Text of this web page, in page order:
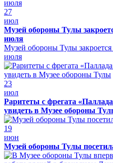
27
июл
Музей обороны Тулы
июля
Музей обороны Тулы
июля
23
июл
Раритеты с фрегата
увидеть в Музее обороны
19
июн
Музей обороны Тулы